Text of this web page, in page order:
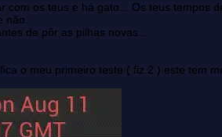
com os teus e há gato... Os teus tempos
não.
de pôr as pilhas novas...
o meu primeiro teste ( fiz 2 ) este tem